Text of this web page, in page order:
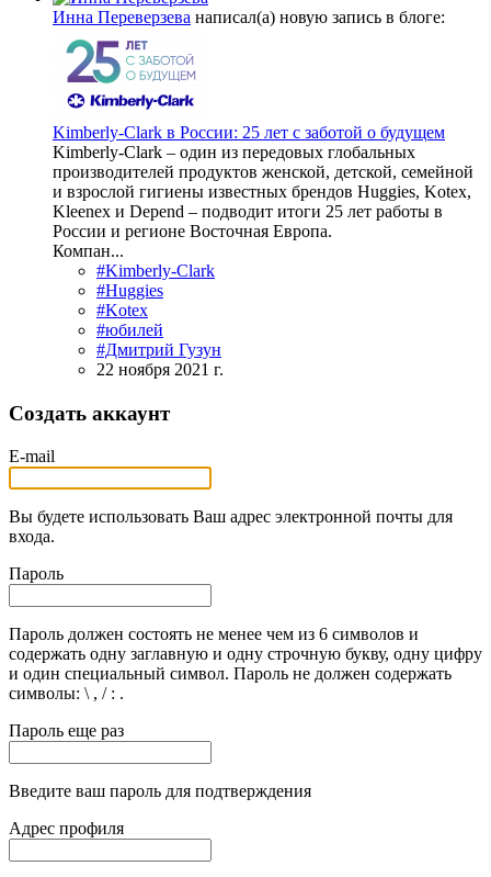
Инна Переверзева написал(а) новую запись в блоге:
Kimberly-Clark в России: 25 лет с заботой о будущем
Kimberly-Сlark – один из передовых глобальных
производителей продуктов женской, детской, семейной
и взрослой гигиены известных брендов Huggies, Kotex,
Kleenex и Depend – подводит итоги 25 лет работы в
России и регионе Восточная Европа.
Компан...
#Kimberly-Clark
#Huggies
#Kotex
#юбилей
#Дмитрий Гузун
22 ноября 2021 г.
Создать аккаунт
E-mail
Вы будете использовать Ваш адрес электронной почты для
входа.
Пароль
Пароль должен состоять не менее чем из 6 символов и
содержать одну заглавную и одну строчную букву, одну цифру
и один специальный символ. Пароль не должен содержать
символы: \ , / : .
Пароль еще раз
Введите ваш пароль для подтверждения
Адрес профиля